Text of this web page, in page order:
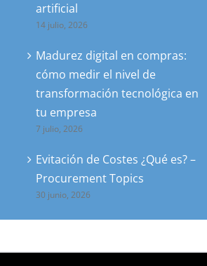
artificial
14 julio, 2026
Madurez digital en compras:
cómo medir el nivel de
transformación tecnológica en
tu empresa
7 julio, 2026
Evitación de Costes ¿Qué es? –
Procurement Topics
30 junio, 2026